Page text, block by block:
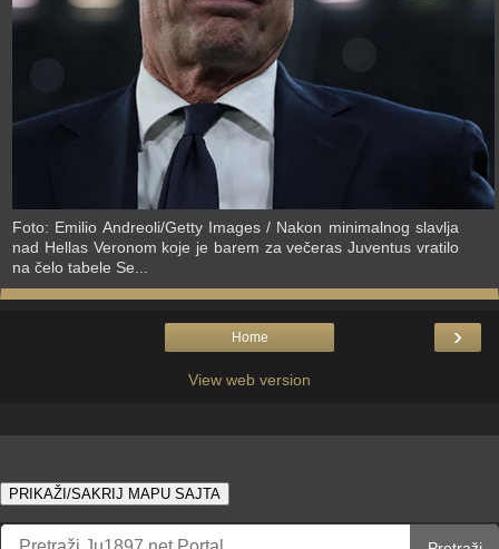
Foto: Emilio Andreoli/Getty Images / Nakon minimalnog slavlja
nad Hellas Veronom koje je barem za večeras Juventus vratilo
na čelo tabele Se...
›
Home
View web version
PRIKAŽI/SAKRIJ MAPU SAJTA